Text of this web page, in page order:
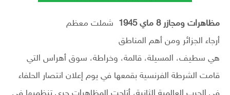
مظاهرات ومجازر 8 ماي 1945
شملت معظم
أرجاء الجزائر ومن أهم المناطق
هي سطيف، المسيلة، قالمة، وخراطة، سوق أهراس التي
قامت الشرطة الفرنسية بقمعها في يوم إعلان انتصار الحلفاء